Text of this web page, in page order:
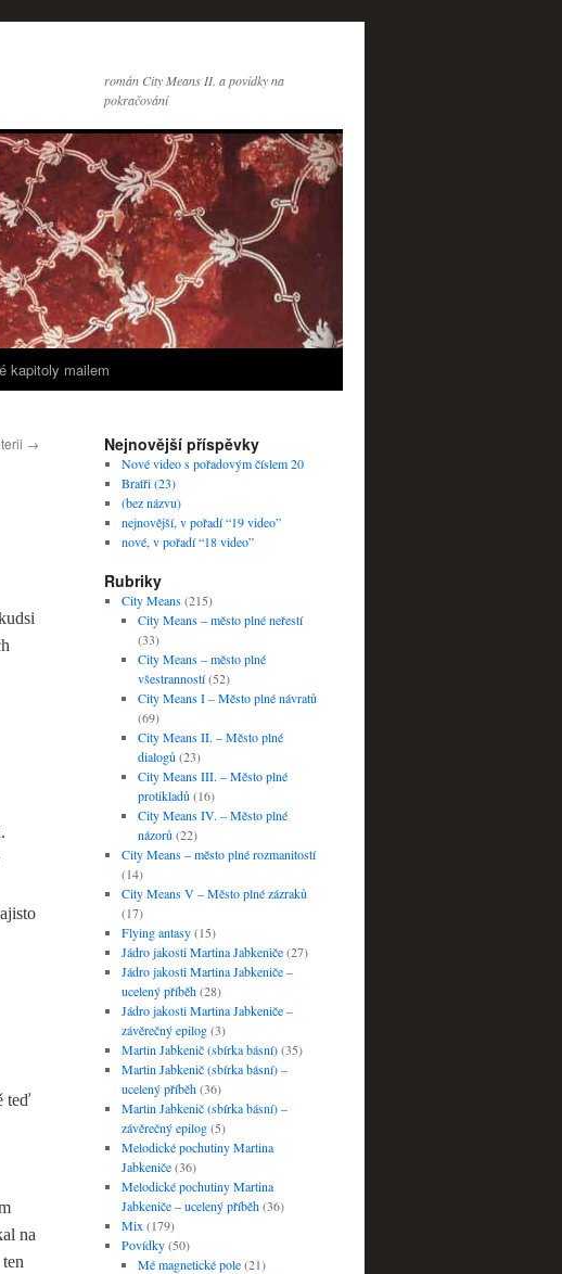
román City Means II. a povídky na
pokračování
kapitoly mailem
→
teď
na
Nejnovější příspěvky
Nové video s pořadovým číslem 20
Bratři (23)
(bez názvu)
nejnovější, v pořadí “19 video”
nové, v pořadí “18 video”
Rubriky
City Means(215)
City Means – město plné neřestí
(33)
City Means – město plné
všestranností(52)
City Means I – Město plné návratů
(69)
City Means II. – Město plné
dialogů (23)
City Means III. – Město plné
protikladů (16)
City Means IV. – Město plné
názorů (22)
City Means – město plné rozmanitostí
(14)
City Means V – Město plné zázraků
(17)
Flying antasy(15)
Jádro jakosti Martina Jabkeniče(27)
Jádro jakosti Martina Jabkeniče –
ucelený příběh(28)
Jádro jakosti Martina Jabkeniče –
závěrečný epilog(3)
Martin Jabkenič (sbírka básní)(35)
Martin Jabkenič (sbírka básní) –
ucelený příběh(36)
Martin Jabkenič (sbírka básní) –
závěrečný epilog(5)
Melodické pochutiny Martina
Jabkeniče(36)
Melodické pochutiny Martina
Jabkeniče – ucelený příběh(36)
Mix (179)
Povídky(50)
Mé magnetické pole(21)